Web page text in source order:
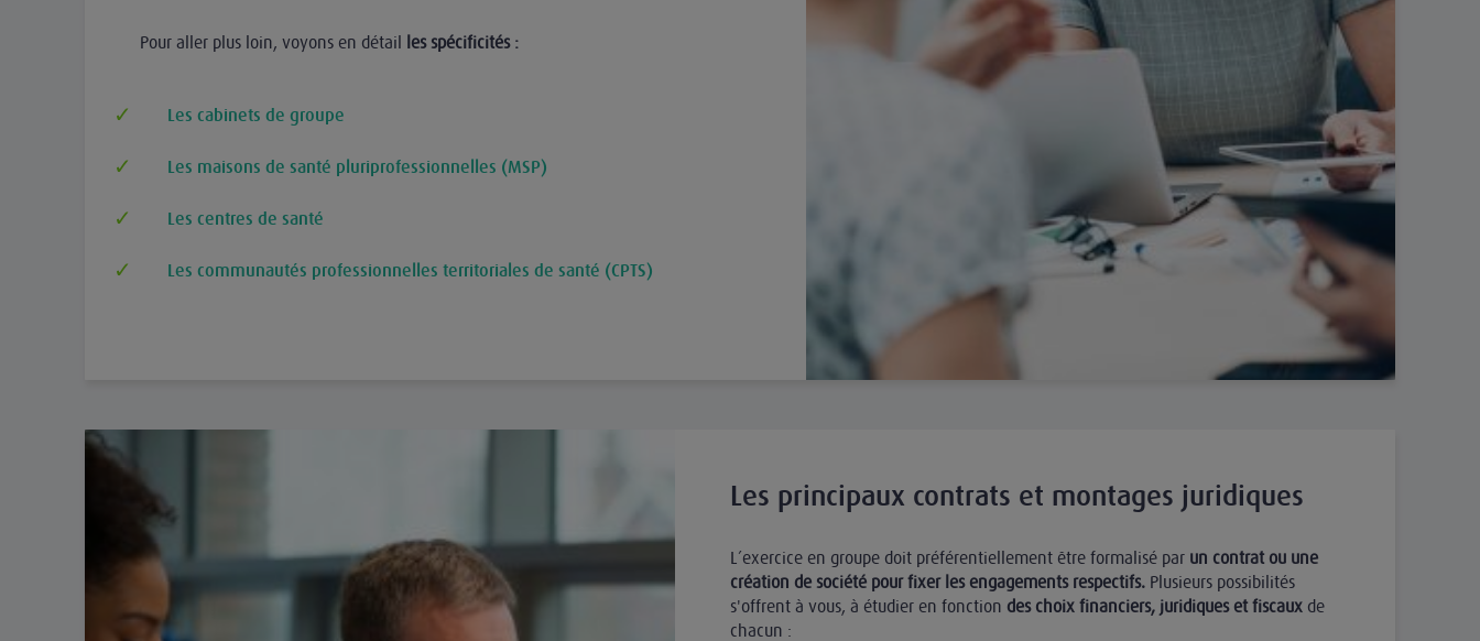
Pour aller plus loin, voyons en détail les spécificités :
Les cabinets de groupe
Les maisons de santé pluriprofessionnelles (MSP)
Les centres de santé
Les communautés professionnelles territoriales de santé (CPTS)
Les principaux contrats et montages juridiques
L’exercice en groupe doit préférentiellement être formalisé par un contrat ou une
création de société pour fixer les engagements respectifs. Plusieurs possibilités
s'offrent à vous, à étudier en fonction des choix financiers, juridiques et fiscauxde
chacun :